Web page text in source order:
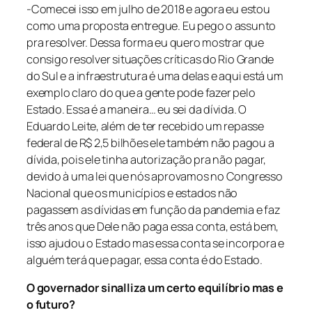
-Comecei isso em julho de 2018 e agora eu estou
como uma proposta entregue. Eu pego o assunto
pra resolver. Dessa forma eu quero mostrar que
consigo resolver situações críticas do Rio Grande
do Sul e a infraestrutura é uma delas e aqui está um
exemplo claro do que a gente pode fazer pelo
Estado. Essa é a maneira… eu sei da dívida. O
Eduardo Leite, além de ter recebido um repasse
federal de R$ 2,5 bilhões ele também não pagou a
dívida, pois ele tinha autorização pra não pagar,
devido à uma lei que nós aprovamos no Congresso
Nacional que os municípios e estados não
pagassem as dívidas em função da pandemia e faz
três anos que Dele não paga essa conta, está bem,
isso ajudou o Estado mas essa conta se incorpora e
alguém terá que pagar, essa conta é do Estado.
O governador sinalliza um certo equilíbrio mas e
o futuro?